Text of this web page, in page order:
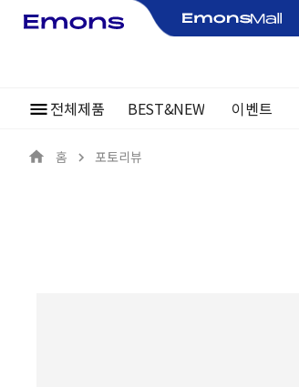
전체제품 BEST&NEW 이벤트
홈 포토리뷰